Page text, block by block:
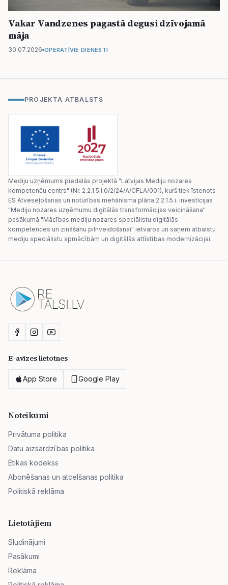
Vakar Vandzenes pagastā degusi dzīvojamā
māja
30.07.2026 OPERATĪVIE DIENESTI
PROJEKTA ATBALSTS
Mediju uzņēmums piedalās projektā "Latvijas Mediju nozares
kompetenču centrs" (Nr. 2.2.1.5.i.0/2/24/A/CFLA/001), kurš tiek īstenots
ES Atveseļošanas un noturības mehānisma plāna 2.2.1.5.i. investīcijas
"Mediju nozares uzņēmumu digitālās transformācijas veicināšana"
pasākumā "Mācības mediju nozares speciālistu digitālās
kompetences un zināšanu pilnveidošanai" ietvaros un saņem atbalstu
mediju speciālistu apmācībām un digitālās attīstības modernizācijai.
E-avīzes lietotnes
App Store Google Play
Noteikumi
Privātuma politika
Datu aizsardzības politika
Ētikas kodekss
Abonēšanas un atcelšanas politika
Politiskā reklāma
Lietotājiem
Sludinājumi
Pasākumi
Reklāma